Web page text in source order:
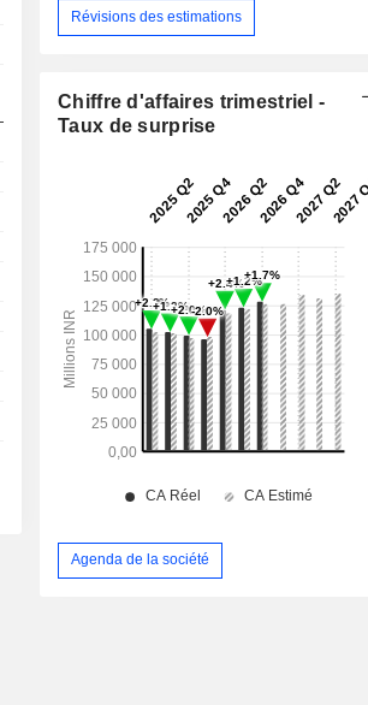
14,64% 19,74%
-31,88% 16,8%
194,1 210,2
12,12% 4,91% 8,32%
1 078 1 176 1 293
9,01% 9,09% 9,94%
263,1 285,5 320,7
14,25% 8,51% 12,33%
200 093 200 093
Révisions des estimations
Chiffre d'affaires trimestriel -
Taux de surprise
Agenda de la société